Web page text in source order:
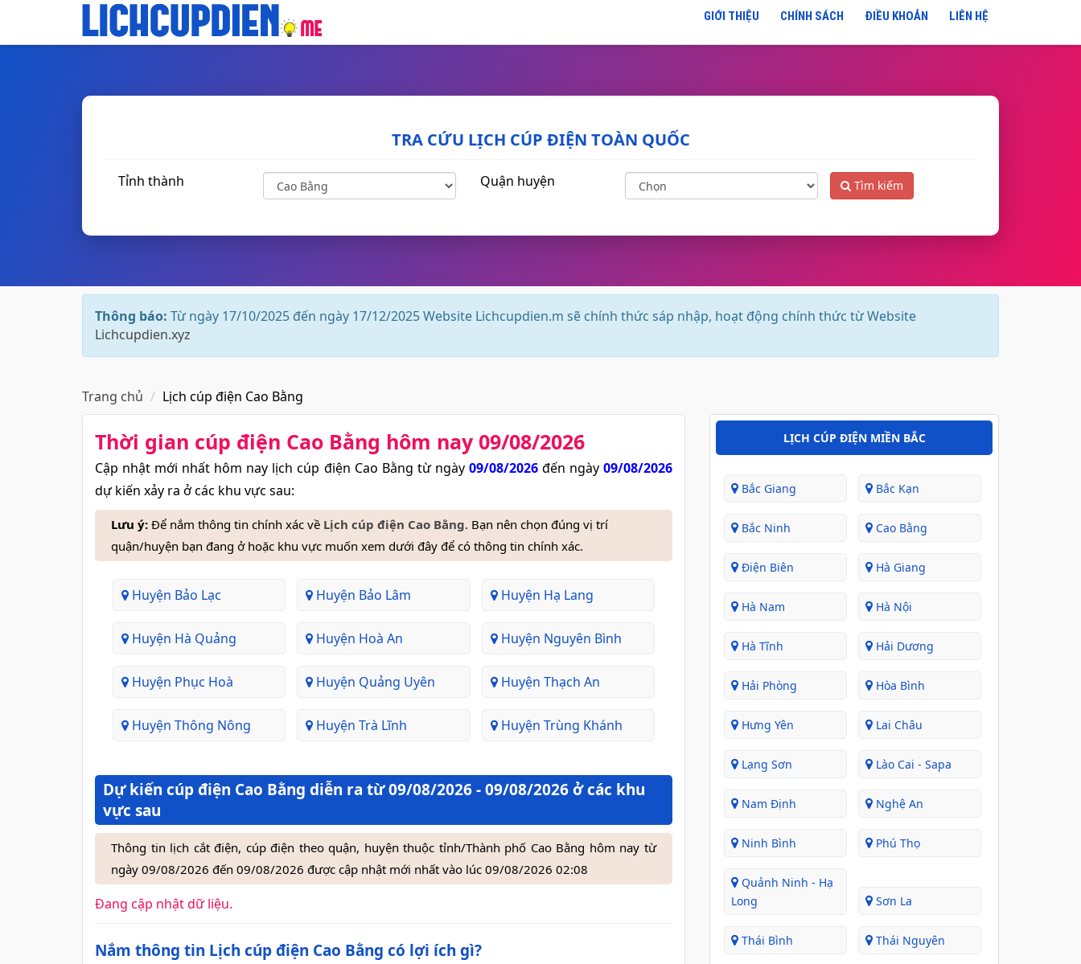
GIỚI THIỆU CHÍNH SÁCH ĐIỀU KHOẢN LIÊN HỆ
TRA CỨU LỊCH CÚP ĐIỆN TOÀN QUỐC
Tỉnh thành Quận huyện Tìm kiếm
Thông báo: Từ ngày 17/10/2025 đến ngày 17/12/2025 Website Lichcupdien.m sẽ chính thức sáp nhập, hoạt động chính thức từ Website
Lichcupdien.xyz
Trang chủ Lịch cúp điện Cao Bằng
Thời gian cúp điện Cao Bằng​ hôm nay 09/08/2026
Cập nhật mới nhất hôm nay lịch cúp điện Cao Bằng từ ngày 09/08/2026đến ngày 09/08/2026
dự kiến xảy ra ở các khu vực sau:
Lưu ý: Để nắm thông tin chính xác về Lịch cúp điện Cao Bằng. Bạn nên chọn đúng vị trí
quận/huyện bạn đang ở hoặc khu vực muốn xem dưới đây để có thông tin chính xác.
Huyện Bảo Lạc Huyện Bảo Lâm Huyện Hạ Lang
Huyện Hà Quảng Huyện Hoà An Huyện Nguyên Bình
Huyện Phục Hoà Huyện Quảng Uyên Huyện Thạch An
Huyện Thông Nông Huyện Trà Lĩnh Huyện Trùng Khánh
Dự kiến cúp điện Cao Bằng diễn ra từ 09/08/2026 - 09/08/2026 ở các khu
vực sau
Thông tin lịch cắt điện, cúp điện theo quận, huyện thuộc tỉnh/Thành phố Cao Bằng hôm nay từ
ngày 09/08/2026 đến 09/08/2026 được cập nhật mới nhất vào lúc 09/08/2026 02:08
Đang cập nhật dữ liệu.
Nắm thông tin Lịch cúp điện Cao Bằng có lợi ích gì?
LỊCH CÚP ĐIỆN MIỀN BẮC
Bắc Giang Bắc Kạn
Bắc Ninh Cao Bằng
Điện Biên Hà Giang
Hà Nam Hà Nội
Hà Tĩnh Hải Dương
Hải Phòng Hòa Bình
Hưng Yên Lai Châu
Lạng Sơn Lào Cai - Sapa
Nam Định Nghệ An
Ninh Bình Phú Thọ
Quảnh Ninh - Hạ
Long
Sơn La
Thái Bình Thái Nguyên